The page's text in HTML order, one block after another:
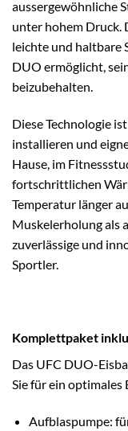
aussergewöhnliche
unter hohem Druck.
leichte und haltbare
DUO ermöglicht,
beizubehalten.
Diese Technologie
installieren und
Hause, im
fortschrittlichen
Temperatur länger
Muskelerholung als
zuverlässige und
Sportler.
Komplettpaket
Das UFC DUO-
Sie für ein optimales
Aufblaspumpe: